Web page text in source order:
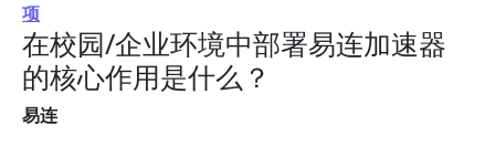
项
在校园/企业环境中部署易连加速器
的核心作用是什么？
易连